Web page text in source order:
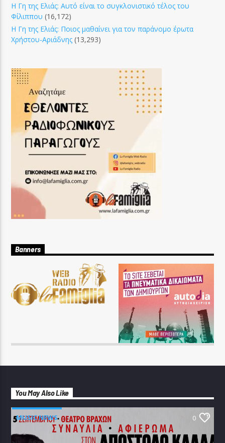
Η Γη της Ελιάς: Αυτό είναι το συγκλονιστικό τέλος του
Φίλιππου (16,172)
Η Γη της Ελιάς: Ποιος μαθαίνει για τον παράνομο έρωτα
Χρήστου-Αριάδνης (13,293)
Banners
You May Also Like
MUSIC NEWS 0